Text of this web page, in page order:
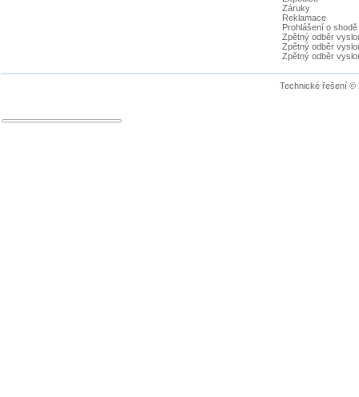
Záruky
Reklamace
Prohlášení o shodě
Zpětný odběr
Zpětný odběr
Zpětný odběr
Technické řešení ©